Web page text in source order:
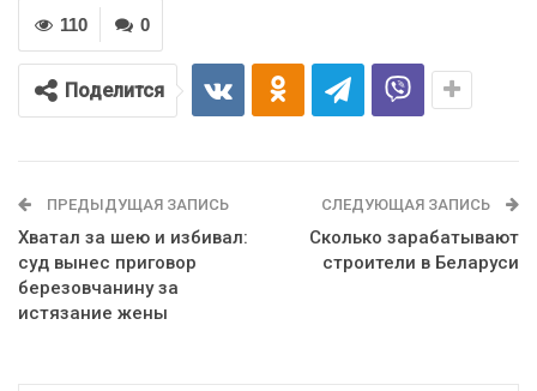
0
110
Поделится
ПРЕДЫДУЩАЯ ЗАПИСЬ
Хватал за шею и избивал:
суд вынес приговор
березовчанину за
истязание жены
СЛЕДУЮЩАЯ ЗАПИСЬ
Сколько зарабатывают
строители в Беларуси